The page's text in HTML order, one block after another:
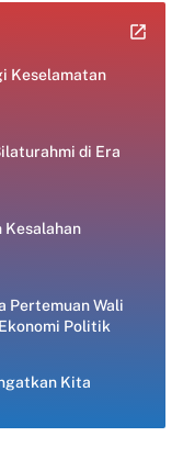
Keselamatan
di Era
Kesalahan
Pertemuan Wali
Politik
Kita